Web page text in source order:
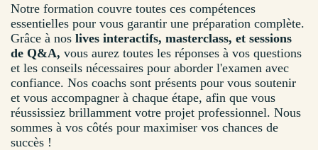
Notre formation couvre toutes ces compétences
essentielles pour vous garantir une préparation complète.
Grâce à nos lives interactifs, masterclass, et sessions
de Q&A, vous aurez toutes les réponses à vos questions
et les conseils nécessaires pour aborder l'examen avec
confiance. Nos coachs sont présents pour vous soutenir
et vous accompagner à chaque étape, afin que vous
réussissiez brillamment votre projet professionnel. Nous
sommes à vos côtés pour maximiser vos chances de
succès !